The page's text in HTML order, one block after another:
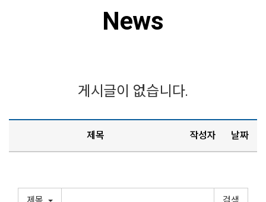
News
게시글이 없습니다.
제목 작성자 날짜